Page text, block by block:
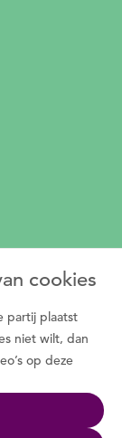
cookies
partij plaatst
niet wilt, dan
op deze
in
en de
De